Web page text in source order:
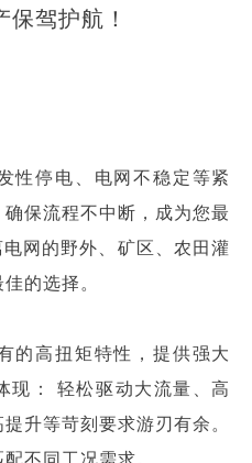
驾护航！
性停电、电网不稳定等紧
保流程不中断，成为您最
网的野外、矿区、农田灌
的选择。
的高扭矩特性，提供强大
现： 轻松驱动大流量、高
升等苛刻要求游刃有余。